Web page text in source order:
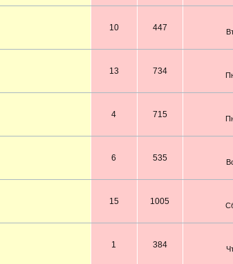
10 447
13 734
4 715
6 535
15 1005
1 384